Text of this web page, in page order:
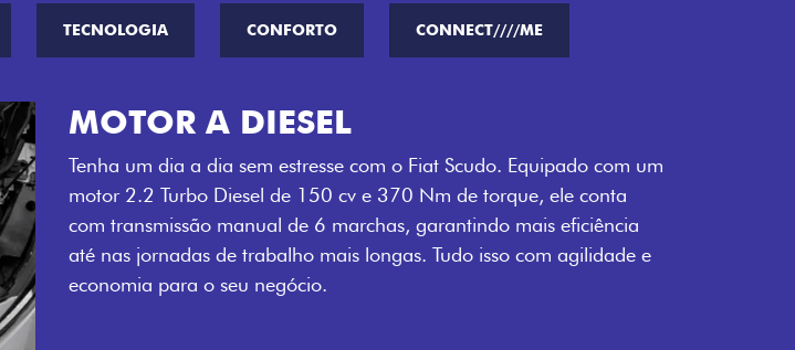
TECNOLOGIA CONFORTO CONNECT////ME
MOTOR A DIESEL
Tenha um dia a dia sem estresse com o Fiat Scudo. Equipado com um
motor 2.2 Turbo Diesel de 150 cv e 370 Nm de torque, ele conta
com transmissão manual de 6 marchas, garantindo mais eficiência
até nas jornadas de trabalho mais longas. Tudo isso com agilidade e
economia para o seu negócio.